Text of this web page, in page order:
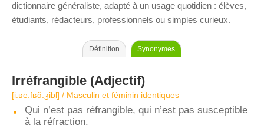
dictionnaire généraliste, adapté à un usage quotidien : élèves,
étudiants, rédacteurs, professionnels ou simples curieux.
Définition Synonymes
Irréfrangible (Adjectif)
[i.ʁe.fʁɑ̃.ʒibl] / Masculin et féminin identiques
Qui n’est pas réfrangible, qui n’est pas susceptible
à la réfraction.